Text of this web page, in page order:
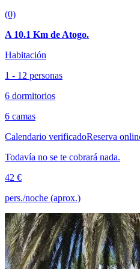
(0)
A 10.1 Km de Atogo.
Habitación
1 - 12 personas
6 dormitorios
6 camas
Calendario verificadoReserva
Todavía no se te cobrará nada.
42 €
pers./noche (aprox.)